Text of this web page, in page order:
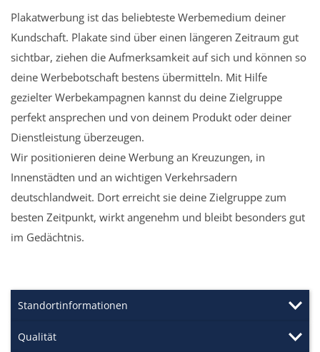
Plakatwerbung ist das beliebteste Werbemedium deiner
Kundschaft. Plakate sind über einen längeren Zeitraum gut
sichtbar, ziehen die Aufmerksamkeit auf sich und können so
deine Werbebotschaft bestens übermitteln. Mit Hilfe
gezielter Werbekampagnen kannst du deine Zielgruppe
perfekt ansprechen und von deinem Produkt oder deiner
Dienstleistung überzeugen.
Wir positionieren deine Werbung an Kreuzungen, in
Innenstädten und an wichtigen Verkehrsadern
deutschlandweit. Dort erreicht sie deine Zielgruppe zum
besten Zeitpunkt, wirkt angenehm und bleibt besonders gut
im Gedächtnis.
Standortinformationen
Qualität